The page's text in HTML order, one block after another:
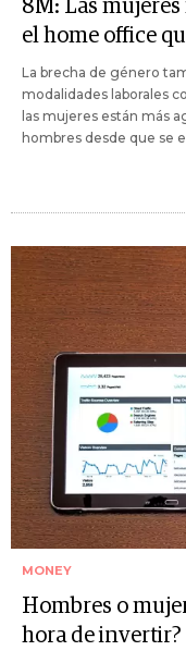
8M: Las
el home office
La brecha de género
modalidades laborales
las mujeres están más
hombres desde que se
MONEY
Hombres o
hora de invertir?